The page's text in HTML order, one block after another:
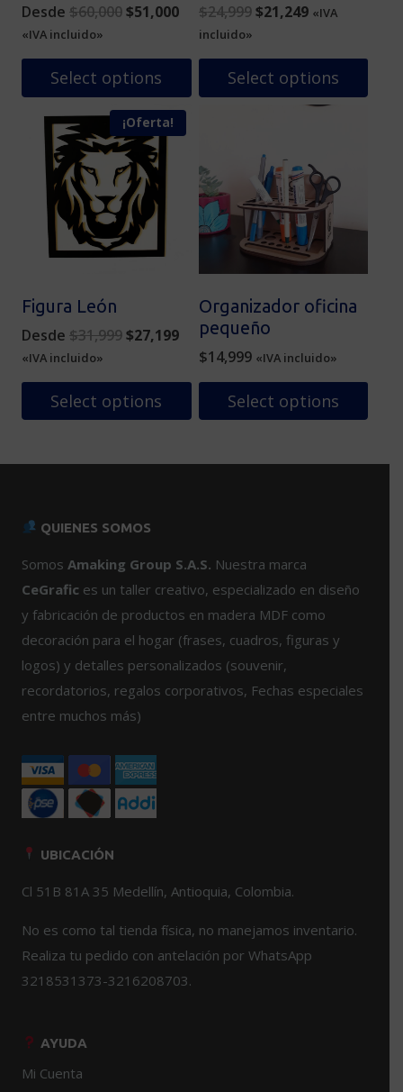
Desde $60,000Original
was:
$60,000.
$51,000Current
price
is:
$51,000.
«IVA incluido»
Select options
producto
tiene
múltiples
variantes.
opciones
elegir
en
la
página
de
producto
$24,999 Original
was:
$24,999.
$21,249Current
is:
$21,249.
«IVA
incluido»
Select options
¡Oferta!
Figura León
Desde $31,999Original
was:
$31,999.
$27,199Current
price
is:
$27,199.
«IVA incluido»
Select options
variantes.
Las
opciones
se
elegir
en
la
página
de
Organizador oficina
pequeño
$14,999 «IVA incluido»
Select options
QUIENES SOMOS
Somos Amaking Group S.A.S. Nuestra marca
CeGrafic es un taller creativo, especializado en diseño
y fabricación de productos en madera MDF como
decoración para el hogar (frases, cuadros, figuras y
logos) y detalles personalizados (souvenir,
recordatorios, regalos corporativos, Fechas especiales
entre muchos más)
UBICACIÓN
Cl 51B 81A 35 Medellín, Antioquia, Colombia.
No es como tal tienda física, no manejamos inventario.
Realiza tu pedido con antelación por WhatsApp
3218531373-3216208703.
AYUDA
Mi Cuenta